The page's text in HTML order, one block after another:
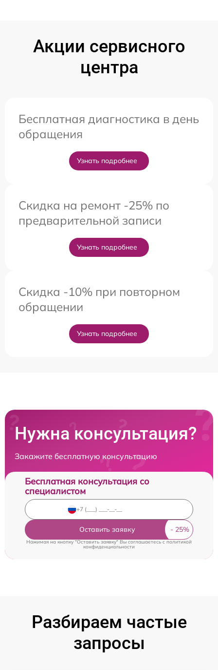
Акции сервисного
центра
Бесплатная диагностика в день
обращения
Узнать подробнее
Скидка на ремонт -25% по
предварительной записи
Узнать подробнее
Скидка -10% при повторном
обращении
Узнать подробнее
Нужна консультация?
Закажите бесплатную консультацию
Бесплатная консультация со
специалистом
Оставить заявку
Нажимая на кнопку "Оставить заявку" Вы соглашаетесь cполитикой
конфиденциальности
Разбираем частые
запросы